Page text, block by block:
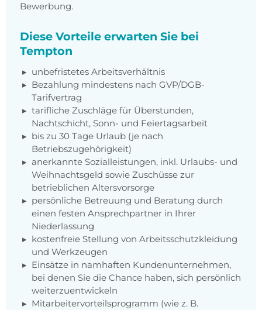
Bewerbung.
Diese Vorteile erwarten Sie bei
Tempton
unbefristetes Arbeitsverhältnis
Bezahlung mindestens nach GVP/DGB-
Tarifvertrag
tarifliche Zuschläge für Überstunden,
Nachtschicht, Sonn- und Feiertagsarbeit
bis zu 30 Tage Urlaub (je nach
Betriebszugehörigkeit)
anerkannte Sozialleistungen, inkl. Urlaubs- und
Weihnachtsgeld sowie Zuschüsse zur
betrieblichen Altersvorsorge
persönliche Betreuung und Beratung durch
einen festen Ansprechpartner in Ihrer
Niederlassung
kostenfreie Stellung von Arbeitsschutzkleidung
und Werkzeugen
Einsätze in namhaften Kundenunternehmen,
bei denen Sie die Chance haben, sich persönlich
weiterzuentwickeln
Mitarbeitervorteilsprogramm (wie z. B.